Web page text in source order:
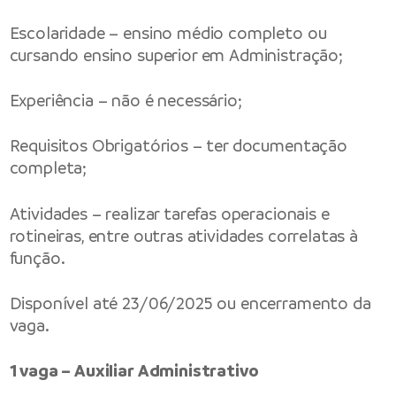
Escolaridade – ensino médio completo ou
cursando ensino superior em Administração;
Experiência – não é necessário;
Requisitos Obrigatórios – ter documentação
completa;
Atividades – realizar tarefas operacionais e
rotineiras, entre outras atividades correlatas à
função.
Disponível até 23/06/2025 ou encerramento da
vaga.
1 vaga – Auxiliar Administrativo